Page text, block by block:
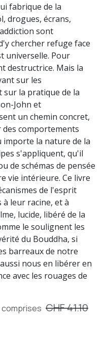
fabrique de la
drogues, écrans,
sont
chercher refuge face
universelle. Pour
destructrice. Mais la
sur les
sur la pratique de la
John et
un chemin concret,
comportements
importe la nature de la
s'appliquent, qu'il
de schémas de pensée
vie intérieure. Ce livre
de l'esprit
leur racine, et à
lucide, libéré de la
le soulignent les
du Bouddha, si
barreaux de notre
nous en libérer en
avec les rouages de
CHF41.10